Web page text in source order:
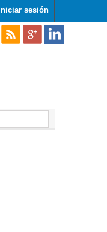
Iniciar sesión